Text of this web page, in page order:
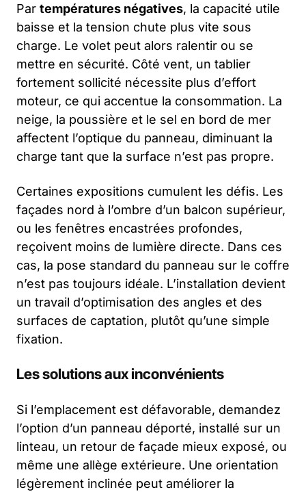
Par températures négatives, la capacité utile
baisse et la tension chute plus vite sous
charge. Le volet peut alors ralentir ou se
mettre en sécurité. Côté vent, un tablier
fortement sollicité nécessite plus d’effort
moteur, ce qui accentue la consommation. La
neige, la poussière et le sel en bord de mer
affectent l’optique du panneau, diminuant la
charge tant que la surface n’est pas propre.
Certaines expositions cumulent les défis. Les
façades nord à l’ombre d’un balcon supérieur,
ou les fenêtres encastrées profondes,
reçoivent moins de lumière directe. Dans ces
cas, la pose standard du panneau sur le coffre
n’est pas toujours idéale. L’installation devient
un travail d’optimisation des angles et des
surfaces de captation, plutôt qu’une simple
fixation.
Les solutions aux inconvénients
Si l’emplacement est défavorable, demandez
l’option d’un panneau déporté, installé sur un
linteau, un retour de façade mieux exposé, ou
même une allège extérieure. Une orientation
légèrement inclinée peut améliorer la